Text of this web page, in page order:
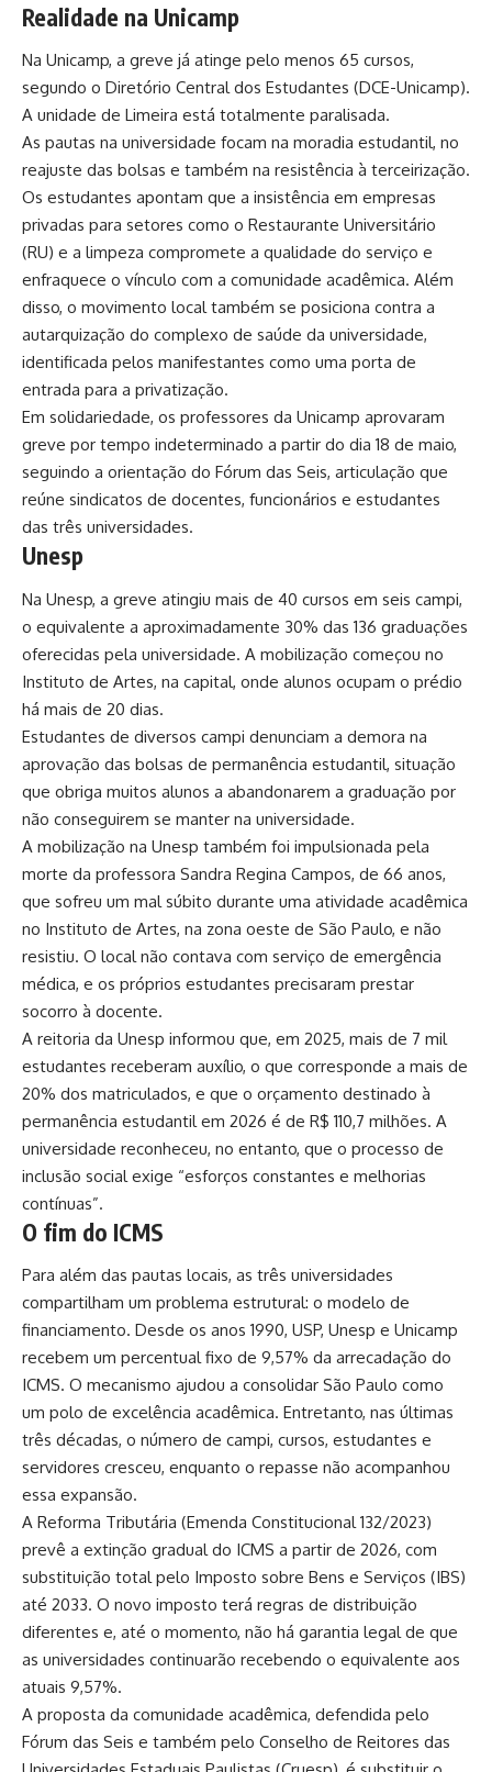
Realidade na Unicamp
Na Unicamp, a greve já atinge pelo menos 65 cursos,
segundo o Diretório Central dos Estudantes (DCE-Unicamp).
A unidade de Limeira está totalmente paralisada.
As pautas na universidade focam na moradia estudantil, no
reajuste das bolsas e também na resistência à terceirização.
Os estudantes apontam que a insistência em empresas
privadas para setores como o Restaurante Universitário
(RU) e a limpeza compromete a qualidade do serviço e
enfraquece o vínculo com a comunidade acadêmica. Além
disso, o movimento local também se posiciona contra a
autarquização do complexo de saúde da universidade,
identificada pelos manifestantes como uma porta de
entrada para a privatização.
Em solidariedade, os professores da Unicamp aprovaram
greve por tempo indeterminado a partir do dia 18 de maio,
seguindo a orientação do Fórum das Seis, articulação que
reúne sindicatos de docentes, funcionários e estudantes
das três universidades.
Unesp
Na Unesp, a greve atingiu mais de 40 cursos em seis campi,
o equivalente a aproximadamente 30% das 136 graduações
oferecidas pela universidade. A mobilização começou no
Instituto de Artes, na capital, onde alunos ocupam o prédio
há mais de 20 dias.
Estudantes de diversos campi denunciam a demora na
aprovação das bolsas de permanência estudantil, situação
que obriga muitos alunos a abandonarem a graduação por
não conseguirem se manter na universidade.
A mobilização na Unesp também foi impulsionada pela
morte da professora Sandra Regina Campos, de 66 anos,
que sofreu um mal súbito durante uma atividade acadêmica
no Instituto de Artes, na zona oeste de São Paulo, e não
resistiu. O local não contava com serviço de emergência
médica, e os próprios estudantes precisaram prestar
socorro à docente.
A reitoria da Unesp informou que, em 2025, mais de 7 mil
estudantes receberam auxílio, o que corresponde a mais de
20% dos matriculados, e que o orçamento destinado à
permanência estudantil em 2026 é de R$ 110,7 milhões. A
universidade reconheceu, no entanto, que o processo de
inclusão social exige “esforços constantes e melhorias
contínuas”.
O fim do ICMS
Para além das pautas locais, as três universidades
compartilham um problema estrutural: o modelo de
financiamento. Desde os anos 1990, USP, Unesp e Unicamp
recebem um percentual fixo de 9,57% da arrecadação do
ICMS. O mecanismo ajudou a consolidar São Paulo como
um polo de excelência acadêmica. Entretanto, nas últimas
três décadas, o número de campi, cursos, estudantes e
servidores cresceu, enquanto o repasse não acompanhou
essa expansão.
A Reforma Tributária (Emenda Constitucional 132/2023)
prevê a extinção gradual do ICMS a partir de 2026, com
substituição total pelo Imposto sobre Bens e Serviços (IBS)
até 2033. O novo imposto terá regras de distribuição
diferentes e, até o momento, não há garantia legal de que
as universidades continuarão recebendo o equivalente aos
atuais 9,57%.
A proposta da comunidade acadêmica, defendida pelo
Fórum das Seis e também pelo Conselho de Reitores das